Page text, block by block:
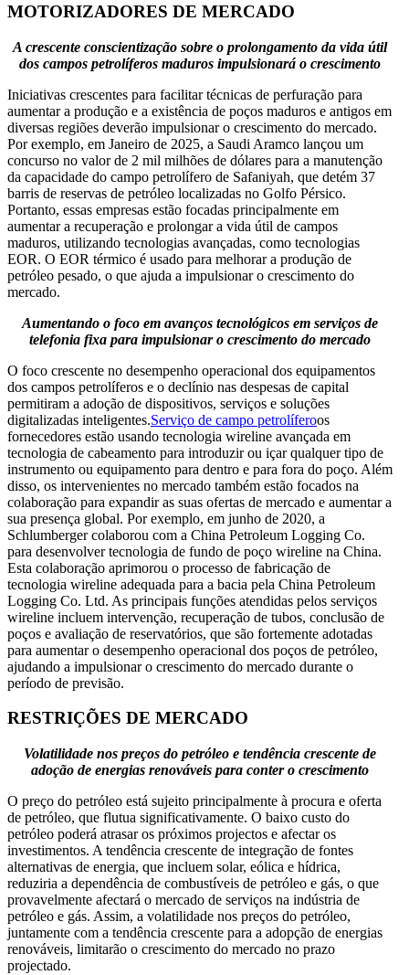
MOTORIZADORES DE MERCADO
A crescente conscientização sobre o prolongamento da vida útil
dos campos petrolíferos maduros impulsionará o crescimento
Iniciativas crescentes para facilitar técnicas de perfuração para
aumentar a produção e a existência de poços maduros e antigos em
diversas regiões deverão impulsionar o crescimento do mercado.
Por exemplo, em Janeiro de 2025, a Saudi Aramco lançou um
concurso no valor de 2 mil milhões de dólares para a manutenção
da capacidade do campo petrolífero de Safaniyah, que detém 37
barris de reservas de petróleo localizadas no Golfo Pérsico.
Portanto, essas empresas estão focadas principalmente em
aumentar a recuperação e prolongar a vida útil de campos
maduros, utilizando tecnologias avançadas, como tecnologias
EOR. O EOR térmico é usado para melhorar a produção de
petróleo pesado, o que ajuda a impulsionar o crescimento do
mercado.
Aumentando o foco em avanços tecnológicos em serviços de
telefonia fixa para impulsionar o crescimento do mercado
O foco crescente no desempenho operacional dos equipamentos
dos campos petrolíferos e o declínio nas despesas de capital
permitiram a adoção de dispositivos, serviços e soluções
digitalizadas inteligentes.Serviço de campo petrolíferoos
fornecedores estão usando tecnologia wireline avançada em
tecnologia de cabeamento para introduzir ou içar qualquer tipo de
instrumento ou equipamento para dentro e para fora do poço. Além
disso, os intervenientes no mercado também estão focados na
colaboração para expandir as suas ofertas de mercado e aumentar a
sua presença global. Por exemplo, em junho de 2020, a
Schlumberger colaborou com a China Petroleum Logging Co.
para desenvolver tecnologia de fundo de poço wireline na China.
Esta colaboração aprimorou o processo de fabricação de
tecnologia wireline adequada para a bacia pela China Petroleum
Logging Co. Ltd. As principais funções atendidas pelos serviços
wireline incluem intervenção, recuperação de tubos, conclusão de
poços e avaliação de reservatórios, que são fortemente adotadas
para aumentar o desempenho operacional dos poços de petróleo,
ajudando a impulsionar o crescimento do mercado durante o
período de previsão.
RESTRIÇÕES DE MERCADO
Volatilidade nos preços do petróleo e tendência crescente de
adoção de energias renováveis ​​para conter o crescimento
O preço do petróleo está sujeito principalmente à procura e oferta
de petróleo, que flutua significativamente. O baixo custo do
petróleo poderá atrasar os próximos projectos e afectar os
investimentos. A tendência crescente de integração de fontes
alternativas de energia, que incluem solar, eólica e hídrica,
reduziria a dependência de combustíveis de petróleo e gás, o que
provavelmente afectará o mercado de serviços na indústria de
petróleo e gás. Assim, a volatilidade nos preços do petróleo,
juntamente com a tendência crescente para a adopção de energias
renováveis, limitarão o crescimento do mercado no prazo
projectado.